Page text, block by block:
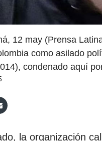
12 may (Prensa
como asilado
condenado aquí
la organización